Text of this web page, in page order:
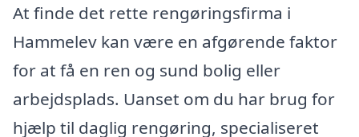
At finde det rette rengøringsfirma i
Hammelev kan være en afgørende faktor
for at få en ren og sund bolig eller
arbejdsplads. Uanset om du har brug for
hjælp til daglig rengøring, specialiseret